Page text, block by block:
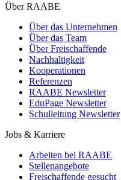
Über RAABE
Über das Unternehmen
Über das Team
Über Freischaffende
Nachhaltigkeit
Kooperationen
Referenzen
RAABE Newsletter
EduPage Newsletter
Schulleitung Newsletter
Jobs & Karriere
Arbeiten bei RAABE
Stellenangebote
Freischaffende gesucht